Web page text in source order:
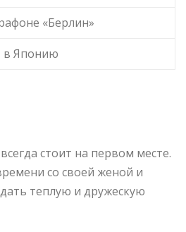
«Берлин»
в Японию
стоит на первом месте.
со своей женой и
теплую и дружескую